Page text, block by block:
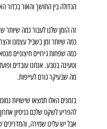
הגדולה בין החושך והאור בכדור
זה הזמן שלנו לעבור כמה שיותר
כמה שיותר זמן בשביל עצמנו
כמה שפחות גירויים חיצוניים
וטעינה בטבע. אנחנו עובדים
מה שבעיקר גורם לעייפות.
בזמנים האלו תמצאו שישויות
להפריע לשקט שלכם כניסיון
אבל יש עלינו שמירה,